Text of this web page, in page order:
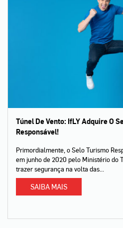
Túnel De Vento: IfLY Adquire O
Responsável!
Primordialmente, o Selo Turismo
em junho de 2020 pelo Ministério do
trazer segurança na volta das...
SAIBA MAIS